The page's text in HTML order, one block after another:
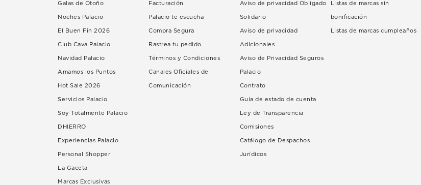
Galas de Otoño
Noches Palacio
El Buen Fin 2026
Club Cava Palacio
Navidad Palacio
Amamos los Puntos
Hot Sale 2026
Servicios Palacio
Soy Totalmente Palacio
DHIERRO
Experiencias Palacio
Personal Shopper
La Gaceta
Marcas Exclusivas
Facturación
Palacio te escucha
Compra Segura
Rastrea tu pedido
Términos y Condiciones
Canales Oficiales de
Comunicación
Aviso de privacidad Obligado
Solidario
Aviso de privacidad
Adicionales
Aviso de Privacidad Seguros
Palacio
Contrato
Guía de estado de cuenta
Ley de Transparencia
Comisiones
Catálogo de Despachos
Jurídicos
Listas de marcas sin
bonificación
Listas de marcas cumpleaños